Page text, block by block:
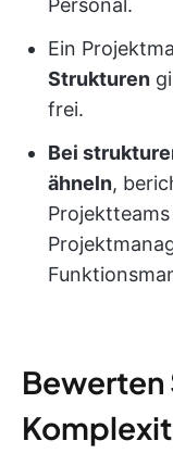
Personal.
Ein
Strukturen
frei.
Bei
ähneln,
Bewerten